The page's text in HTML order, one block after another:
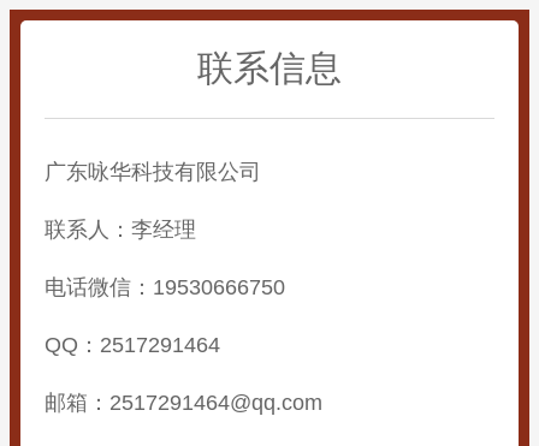
联系信息
广东咏华科技有限公司
联系人：李经理
电话微信：19530666750
QQ：2517291464
邮箱：2517291464@qq.com